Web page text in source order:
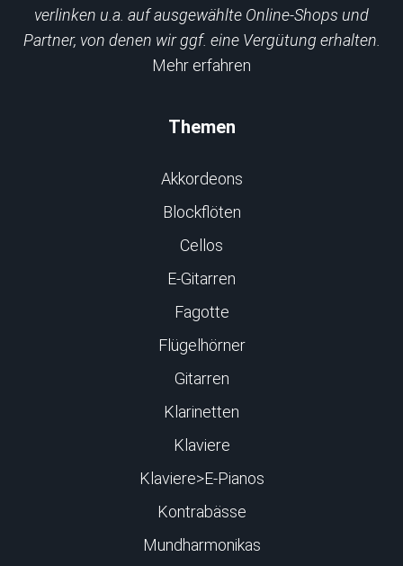
verlinken u.a. auf ausgewählte Online-Shops und
Partner, von denen wir ggf. eine Vergütung erhalten.
Mehr erfahren
Themen
Akkordeons
Blockflöten
Cellos
E-Gitarren
Fagotte
Flügelhörner
Gitarren
Klarinetten
Klaviere
Klaviere>E-Pianos
Kontrabässe
Mundharmonikas